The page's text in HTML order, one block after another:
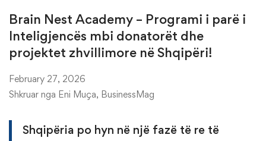
Brain Nest Academy – Programi i parë i
Inteligjencës mbi donatorët dhe
projektet zhvillimore në Shqipëri!
February 27, 2026
Shkruar nga Eni Muça, BusinessMag
Shqipëria po hyn në një fazë të re të